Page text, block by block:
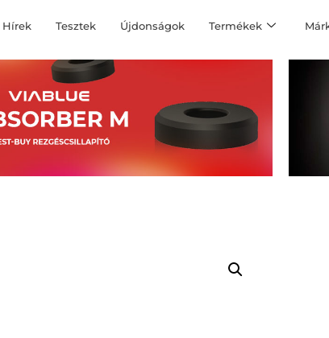
Hírek Tesztek Újdonságok Termékek